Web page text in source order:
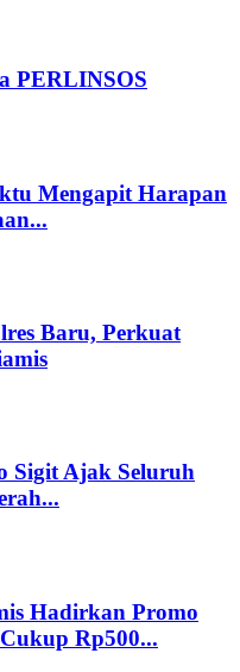
PERLINSOS
Mengapit Harapan
Baru, Perkuat
Sigit Ajak Seluruh
Hadirkan Promo
Rp500...